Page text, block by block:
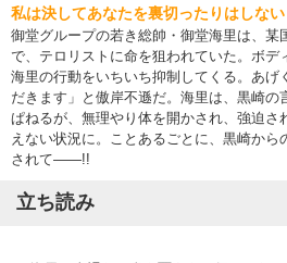
私は決してあなたを裏切ったりはしない
御堂グループの若き総帥・御堂海里は、某
で、テロリストに命を狙われていた。ボデ
海里の行動をいちいち抑制してくる。あげ
だきます」と傲岸不遜だ。海里は、黒崎の
ぱねるが、無理やり体を開かされ、強迫さ
えない状況に。ことあるごとに、黒崎から
されて――!!
立ち読み